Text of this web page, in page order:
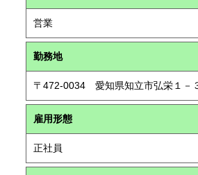
営業
勤務地
〒472-0034 愛知県知立市弘栄１－
雇用形態
正社員